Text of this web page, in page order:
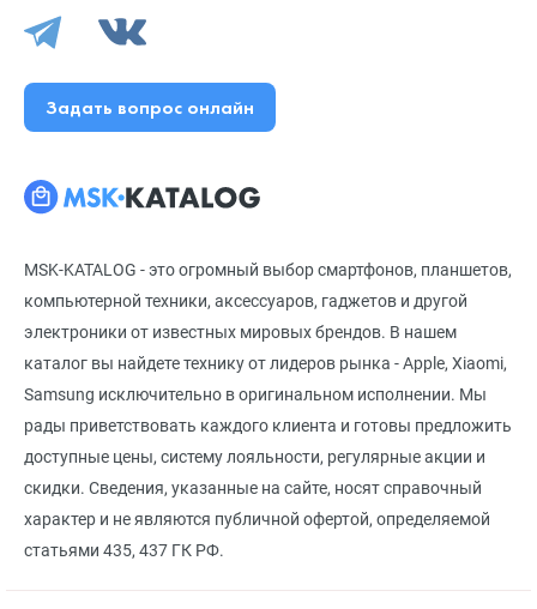
MSK-KATALOG - это огромный выбор смартфонов, планшетов,
компьютерной техники, аксессуаров, гаджетов и другой
электроники от известных мировых брендов. В нашем
каталог вы найдете технику от лидеров рынка - Apple, Xiaomi,
Samsung исключительно в оригинальном исполнении. Мы
рады приветствовать каждого клиента и готовы предложить
доступные цены, систему лояльности, регулярные акции и
скидки. Сведения, указанные на сайте, носят справочный
характер и не являются публичной офертой, определяемой
статьями 435, 437 ГК РФ.
Задать вопрос онлайн